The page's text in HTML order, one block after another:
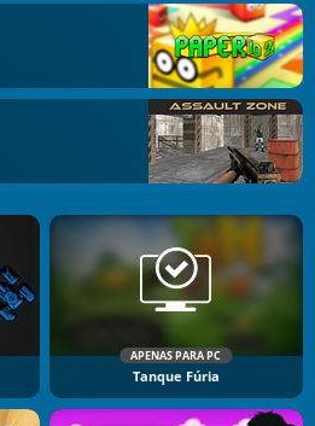
APENAS PARA PC
Tanque Fúria